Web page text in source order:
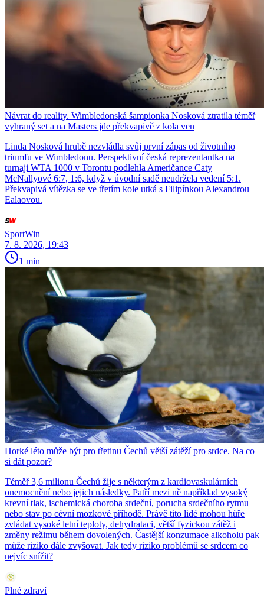
Návrat do reality. Wimbledonská šampionka Nosková ztratila téměř
vyhraný set a na Masters jde překvapivě z kola ven
Linda Nosková hrubě nezvládla svůj první zápas od životního
triumfu ve Wimbledonu. Perspektivní česká reprezentantka na
turnaji WTA 1000 v Torontu podlehla Američance Caty
McNallyové 6:7, 1:6, když v úvodní sadě neudržela vedení 5:1.
Překvapivá vítězka se ve třetím kole utká s Filipínkou Alexandrou
Ealaovou.
SportWin
7. 8. 2026, 19:43
1 min
Horké léto může být pro třetinu Čechů větší zátěží pro srdce. Na co
si dát pozor?
Téměř 3,6 milionu Čechů žije s některým z kardiovaskulárních
onemocnění nebo jejich následky. Patří mezi ně například vysoký
krevní tlak, ischemická choroba srdeční, porucha srdečního rytmu
nebo stav po cévní mozkové příhodě. Právě tito lidé mohou hůře
zvládat vysoké letní teploty, dehydrataci, větší fyzickou zátěž i
změny režimu během dovolených. Častější konzumace alkoholu pak
může riziko dále zvyšovat. Jak tedy riziko problémů se srdcem co
nejvíc snížit?
Plné zdraví